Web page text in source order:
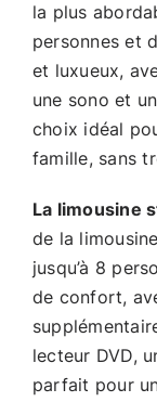
la plus
personnes et
et luxueux,
une sono et
choix idéal
famille, sans
La limousine
de la
jusqu’à 8
de confort,
lecteur DVD,
parfait pour